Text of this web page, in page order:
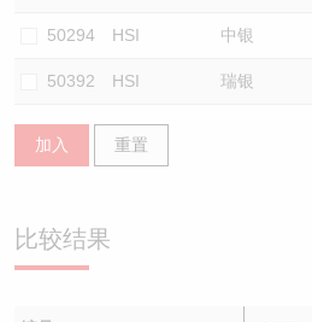
50294 HSI 中银
50392 HSI 瑞银
加入 重置
比较结果